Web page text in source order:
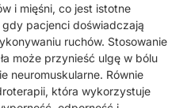
i mięśni, co jest istotne
pacjenci doświadczają
ruchów. Stosowanie
może przynieść ulgę w bólu
neuromuskularne. Równie
która wykorzystuje